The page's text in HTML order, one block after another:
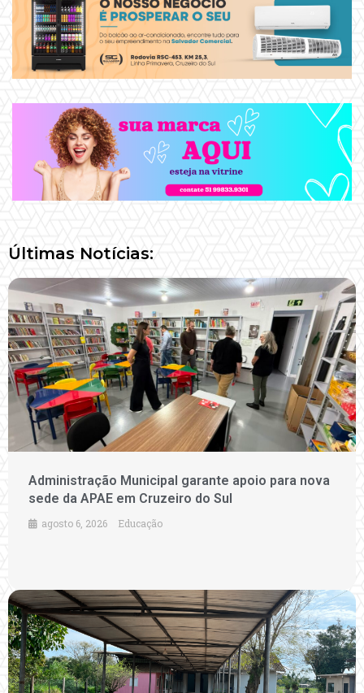
Últimas Notícias:
Administração Municipal garante apoio para nova
sede da APAE em Cruzeiro do Sul
agosto 6, 2026 Educação